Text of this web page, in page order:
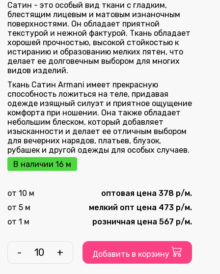
Сатин - это особый вид ткани с гладким,
блестящим лицевым и матовым изнаночным
поверхностями. Он обладает приятной
текстурой и нежной фактурой. Ткань обладает
хорошей прочностью, высокой стойкостью к
истиранию и образованию мелких пятен, что
делает ее долговечным выбором для многих
видов изделий.
Ткань Сатин Armani имеет прекрасную
способность ложиться на теле, придавая
одежде изящный силуэт и приятное ощущение
комфорта при ношении. Она также обладает
небольшим блеском, который добавляет
изысканности и делает ее отличным выбором
для вечерних нарядов, платьев, блузок,
рубашек и другой одежды для особых случаев.
В наличии 16 м
от 10 м
оптовая цена 378 р/м.
от 5 м
мелкий опт цена 473 р/м.
от 1 м
розничная цена 567 р/м.
- + Добавить в корзину